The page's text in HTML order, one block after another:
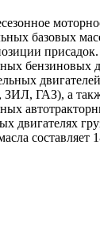
базовых
бензиновых
ЗИЛ, ГАЗ), а
двигателях
составляет